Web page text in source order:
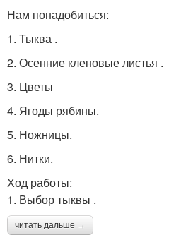
Нам понадобиться:
1. Тыква .
2. Осенние кленовые листья .
3. Цветы
4. Ягоды рябины.
5. Ножницы.
6. Нитки.
Ход работы:
1. Выбор тыквы .
читать дальше →